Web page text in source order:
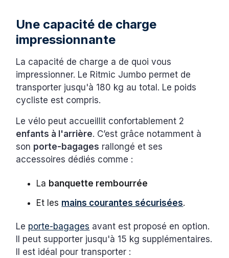
Une capacité de charge
impressionnante
La capacité de charge a de quoi vous
impressionner. Le Ritmic Jumbo permet de
transporter jusqu'à 180 kg au total. Le poids
cycliste est compris.
Le vélo peut accueillit confortablement 2
enfants à l'arrière. C’est grâce notamment à
son porte-bagages rallongé et ses
accessoires dédiés comme :
La banquette rembourrée
Et les mains courantes sécurisées.
Le porte-bagages avant est proposé en option.
Il peut supporter jusqu'à 15 kg supplémentaires.
Il est idéal pour transporter :